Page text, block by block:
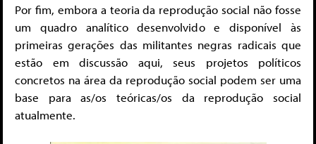
Por fim, embora a teoria da reprodução social não fosse
um quadro analítico desenvolvido e disponível às
primeiras gerações das militantes negras radicais que
estão em discussão aqui, seus projetos políticos
concretos na área da reprodução social podem ser uma
base para as/os teóricas/os da reprodução social
atualmente.